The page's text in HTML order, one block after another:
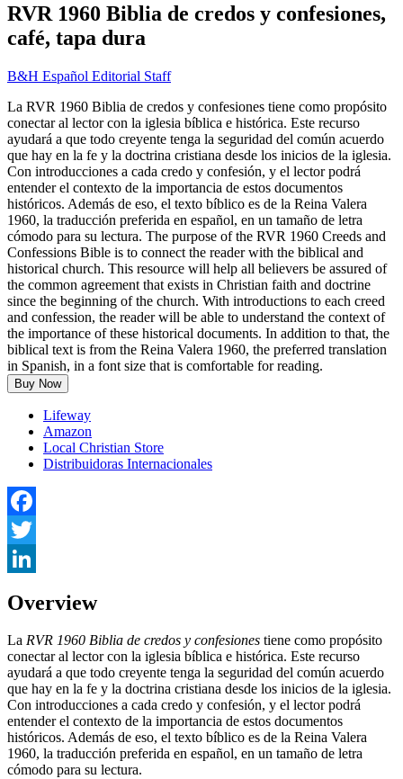
RVR 1960 Biblia de credos y confesiones,
café, tapa dura
B&H Español Editorial Staff
La RVR 1960 Biblia de credos y confesiones tiene como propósito
conectar al lector con la iglesia bíblica e histórica. Este recurso
ayudará a que todo creyente tenga la seguridad del común acuerdo
que hay en la fe y la doctrina cristiana desde los inicios de la iglesia.
Con introducciones a cada credo y confesión, y el lector podrá
entender el contexto de la importancia de estos documentos
históricos. Además de eso, el texto bíblico es de la Reina Valera
1960, la traducción preferida en español, en un tamaño de letra
cómodo para su lectura. The purpose of the RVR 1960 Creeds and
Confessions Bible is to connect the reader with the biblical and
historical church. This resource will help all believers be assured of
the common agreement that exists in Christian faith and doctrine
since the beginning of the church. With introductions to each creed
and confession, the reader will be able to understand the context of
the importance of these historical documents. In addition to that, the
biblical text is from the Reina Valera 1960, the preferred translation
in Spanish, in a font size that is comfortable for reading.
Buy Now
Lifeway
Amazon
Local Christian Store
Distribuidoras Internacionales
Facebook
Twitter
Overview
La RVR 1960 Biblia de credos y confesiones tiene como propósito
conectar al lector con la iglesia bíblica e histórica. Este recurso
ayudará a que todo creyente tenga la seguridad del común acuerdo
que hay en la fe y la doctrina cristiana desde los inicios de la iglesia.
Con introducciones a cada credo y confesión, y el lector podrá
entender el contexto de la importancia de estos documentos
históricos. Además de eso, el texto bíblico es de la Reina Valera
1960, la traducción preferida en español, en un tamaño de letra
cómodo para su lectura.